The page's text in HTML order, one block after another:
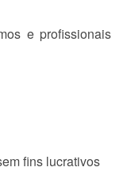
e profissionais
fins lucrativos